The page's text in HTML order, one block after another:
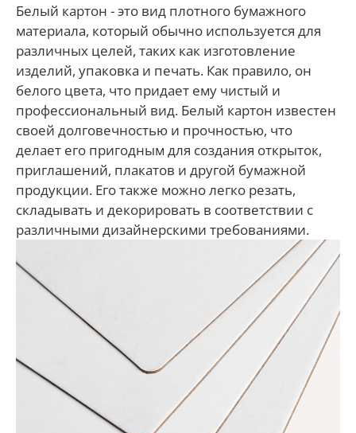
Белый картон - это вид плотного бумажного
материала, который обычно используется для
различных целей, таких как изготовление
изделий, упаковка и печать. Как правило, он
белого цвета, что придает ему чистый и
профессиональный вид. Белый картон известен
своей долговечностью и прочностью, что
делает его пригодным для создания открыток,
приглашений, плакатов и другой бумажной
продукции. Его также можно легко резать,
складывать и декорировать в соответствии с
различными дизайнерскими требованиями.